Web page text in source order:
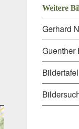
Weitere
Gerhard
Guenther